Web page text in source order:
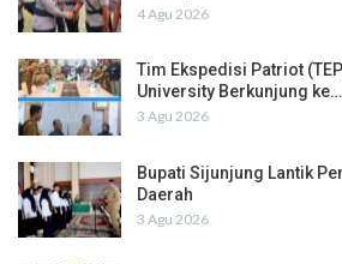
4 Agu 2026
Tim Ekspedisi Patriot
University Berkunjung ke…
3 Agu 2026
Bupati Sijunjung Lantik
Daerah
3 Agu 2026